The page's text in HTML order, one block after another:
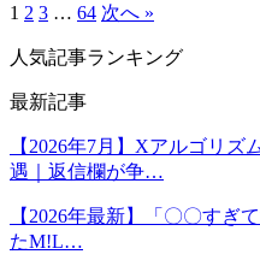
1 2 3 … 64 次へ »
人気記事ランキング
最新記事
【2026年7月】Xアルゴリ
遇｜返信欄が争…
【2026年最新】「〇〇すぎ
たM!L…